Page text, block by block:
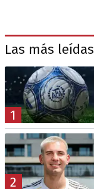
Las más leídas
1
2